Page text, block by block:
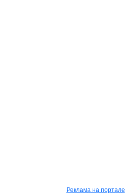
Реклама на портале